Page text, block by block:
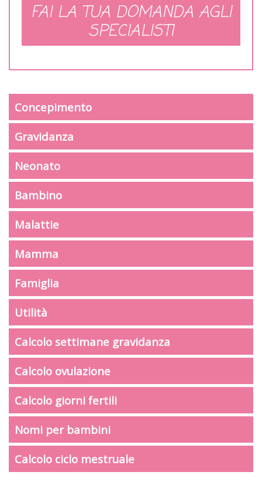
FAI LA TUA DOMANDA AGLI
SPECIALISTI
Concepimento
Gravidanza
Neonato
Bambino
Malattie
Mamma
Famiglia
Utilità
Calcolo settimane gravidanza
Calcolo ovulazione
Calcolo giorni fertili
Nomi per bambini
Calcolo ciclo mestruale